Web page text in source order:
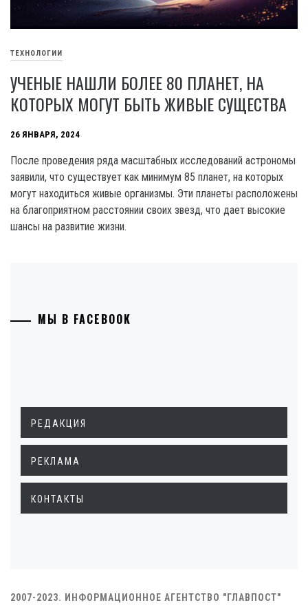
ТЕХНОЛОГИИ
УЧЕНЫЕ НАШЛИ БОЛЕЕ 80 ПЛАНЕТ, НА
КОТОРЫХ МОГУТ БЫТЬ ЖИВЫЕ СУЩЕСТВА
26 ЯНВАРЯ, 2024
После проведения ряда масштабных исследований астрономы
заявили, что существует как минимум 85 планет, на которых
могут находиться живые организмы. Эти планеты расположены
на благоприятном расстоянии своих звезд, что дает высокие
шансы на развитие жизни.
МЫ В FACEBOOK
РЕДАКЦИЯ
РЕКЛАМА
КОНТАКТЫ
2007-2023. ИНФОРМАЦИОННОЕ АГЕНТСТВО "ГЛАВПОСТ"